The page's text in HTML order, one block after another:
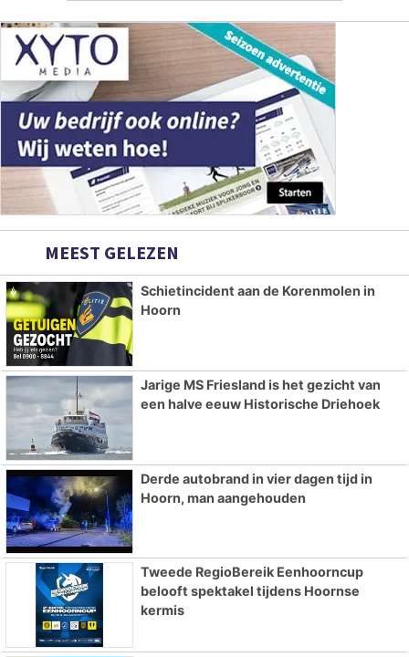
MEEST GELEZEN
Schietincident aan de Korenmolen in
Hoorn
Jarige MS Friesland is het gezicht van
een halve eeuw Historische Driehoek
Derde autobrand in vier dagen tijd in
Hoorn, man aangehouden
Tweede RegioBereik Eenhoorncup
belooft spektakel tijdens Hoornse
kermis